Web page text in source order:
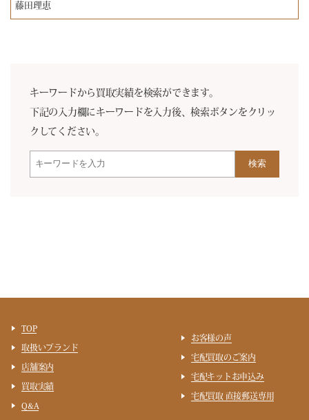
藤田理恵
キーワードから買取実績を検索ができます。
下記の入力欄にキーワードを入力後、検索ボタンをクリッ
クしてください。
検索
TOP
取扱いブランド
店舗案内
買取実績
Q&A
お客様の声
宅配買取のご案内
宅配キットお申込み
宅配買取 直接郵送専用